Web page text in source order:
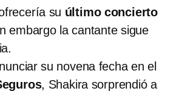
su último concierto
embargo la cantante sigue
su novena fecha en el
, Shakira sorprendió a